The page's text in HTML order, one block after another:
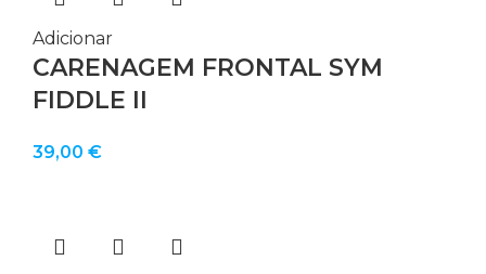
Adicionar
CARENAGEM FRONTAL SYM
FIDDLE II
39,00 €